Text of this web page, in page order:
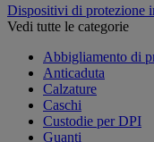
Dispositivi di protezione
Vedi tutte le categorie
Abbigliamento di
Anticaduta
Calzature
Caschi
Custodie per DPI
Guanti